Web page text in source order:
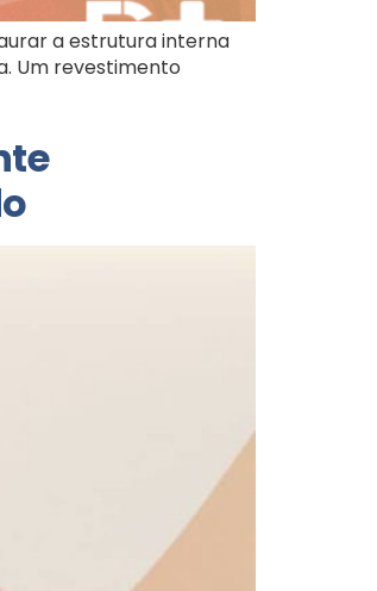
a estrutura interna
Um revestimento